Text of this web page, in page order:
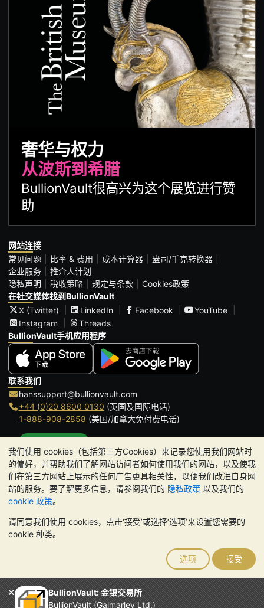
我们使用 cookies（包括第三方Cookies）来记录您使用我们网站时
的偏好，并帮助我们了解网站访问者如何使用我们的网站，以及使我
们在第三方网站上展示的任何广告更具相关性，以便我们改进自身网
站的服务。要了解更多信息，请参阅我们的 隐私政策 以及我们的
cookie 政策。
请同意我们使用 cookies，点击‘接受’或选择‘选项’来设置您需要的
cookie 种类。
选项 接受
BullionVault: 金银交易所
BullionVault (Galmarley Ltd.)
奢华与权力
从波斯到希腊
BullionVault很高兴为这个展览进行赞
助
网站连接
常见问题
比率 & 费用 成本计算器
盎司/千克转换器
企业服务
推介人计划
隐私声明
税收策略 规定与条款
Cookies政策
在社交媒体找到BullionVault
X (Twitter)
LinkedIn Facebook
YouTube
Instagram
Threads
BullionVault手机应用程序
联系我们
hanssupport@bullionvault.com
+44 (0)20 8600 0130 (英国及国际电话)
1-888-908-2858 (美国/加拿大免付费电话)
办公时间:
9am to 8:30pm (英国时间), 周一至周五
Galmarley Ltd T/A BullionVault
3 Shortlands (7th Floor)
London
W6 8DA
贵金属的价值可能下跌也可能上涨。历史趋势不能保证未来
的价格走势。BullionVault 网站及其任何通讯中的任何内容均不构成
投资建议。您应该考虑寻求专业建议，以确定投资并持有金条是否适
合您。